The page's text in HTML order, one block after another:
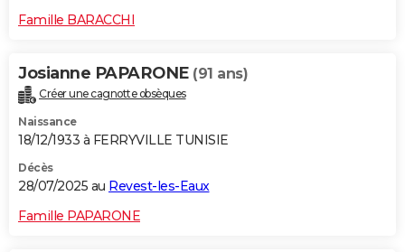
Famille BARACCHI
Josianne PAPARONE (91 ans)
Créer une cagnotte obsèques
Naissance
18/12/1933 à FERRYVILLE TUNISIE
Décès
28/07/2025 au Revest-les-Eaux
Famille PAPARONE